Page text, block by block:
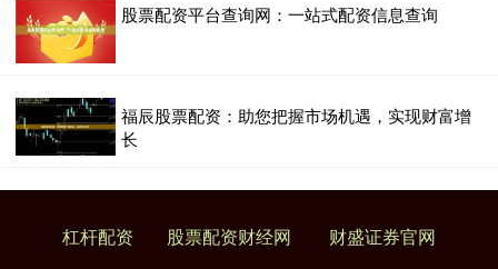
股票配资平台查询网：一站式配资信息查询
福辰股票配资：助您把握市场机遇，实现财富增
长
杠杆配资 股票配资财经网 财盛证券官网